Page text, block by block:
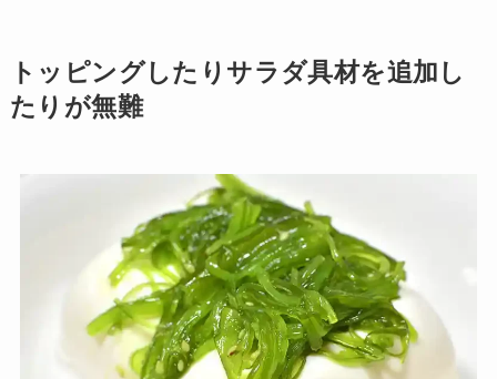
トッピングしたりサラダ具材を追加し
たりが無難